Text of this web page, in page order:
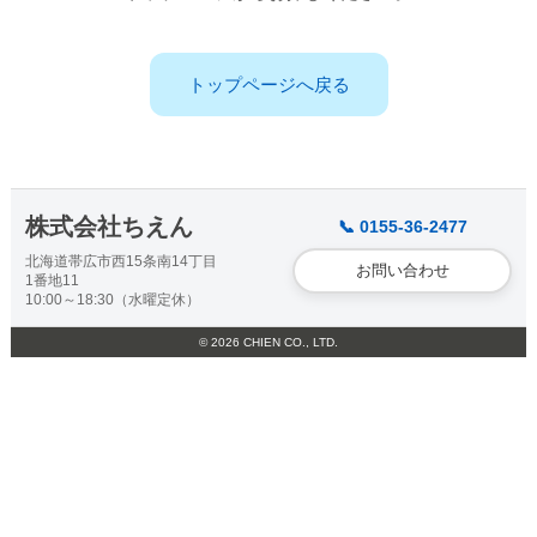
トップページへ戻る
株式会社ちえん
北海道帯広市西15条南14丁目
1番地11
10:00～18:30（水曜定休）
📞 0155-36-2477
お問い合わせ
© 2026 CHIEN CO., LTD.